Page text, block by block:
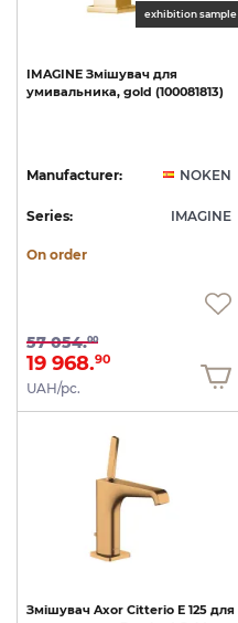
exhibition sample
IMAGINE Змішувач для
умивальника, gold (100081813)
Manufacturer: NOKEN
Series: IMAGINE
On order
57 054.00
19 968.90
UAH/pc.
Змішувач Axor Citterio E 125 для